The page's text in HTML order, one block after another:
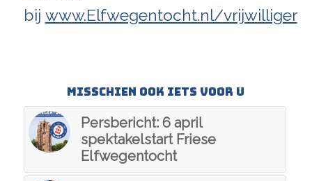
bij www.Elfwegentocht.nl/vrijwilliger
Misschien ook iets voor u
Persbericht: 6 april
spektakelstart Friese
Elfwegentocht